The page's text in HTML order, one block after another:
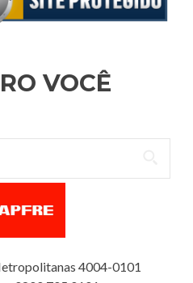
VOCÊ
4004-0101